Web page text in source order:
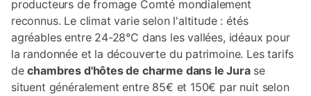
producteurs de fromage Comté mondialement
reconnus. Le climat varie selon l'altitude : étés
agréables entre 24-28°C dans les vallées, idéaux pour
la randonnée et la découverte du patrimoine. Les tarifs
dechambres d'hôtes de charme dans le Jurase
situent généralement entre 85€ et 150€ par nuit selon